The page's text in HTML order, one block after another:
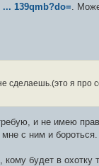
139qmb?do= .
я про
и не имею
с ним и бороться.
будет в охотку